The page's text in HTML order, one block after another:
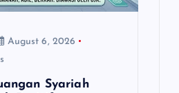
August 6, 2026
Syariah